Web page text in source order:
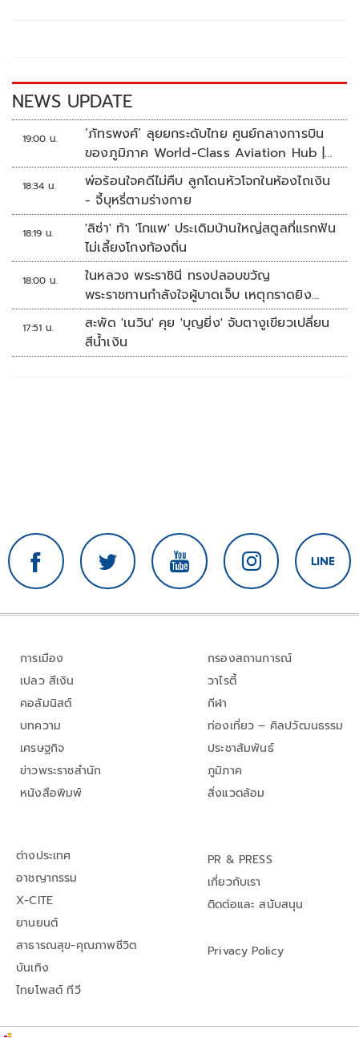
k k
NEWS UPDATE
19:00 น.
‘ภัทรพงศ์’ ลุยยกระดับไทย ศูนย์กลางการบิน
ของภูมิภาค World-Class Aviation Hub |
ห้องข่าวไทยโพสต์สุดสัปดาห์
18:34 น.
พ่อร้อนใจคดีไม่คืบ ลูกโดนหัวโจกในห้องไถเงิน
- จี้บุหรี่ตามร่างกาย
18:19 น.
'ลิซ่า' ท้า 'โกแพ' ประเดิมบ้านใหญ่สตูลที่แรกฟัน
ไม่เลี้ยงโกงท้องถิ่น
18:00 น.
ในหลวง พระราชินี ทรงปลอบขวัญ
พระราชทานกำลังใจผู้บาดเจ็บ เหตุกราดยิง
รร.เทพศิรินทร์นนทบุรี
17:51 น.
สะพัด 'เนวิน' คุย 'บุญยิ่ง' จับตางูเขียวเปลี่ยน
สีน้ำเงิน
การเมือง
เปลว สีเงิน
คอลัมนิสต์
บทความ
เศรษฐกิจ
ข่าวพระราชสำนัก
หนังสือพิมพ์
กรองสถานการณ์
วาไรตี้
กีฬา
ท่องเที่ยว – ศิลปวัฒนธรรม
ประชาสัมพันธ์
ภูมิภาค
สิ่งแวดล้อม
ต่างประเทศ
อาชญากรรม
X-CITE
ยานยนต์
สาธารณสุข-คุณภาพชีวิต
บันเทิง
ไทยโพสต์ ทีวี
PR & PRESS
เกี่ยวกับเรา
ติดต่อและ สนับสนุน
Privacy Policy